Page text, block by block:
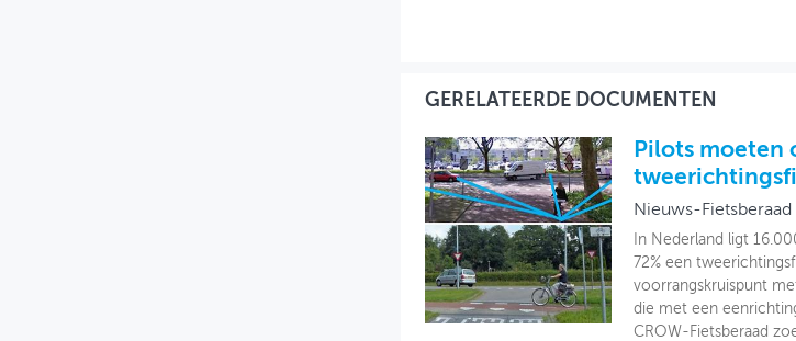
GERELATEERDE DOCUMENTEN
Pilots moeten
Nieuws-Fietsberaad
In Nederland ligt
72% een
voorrangskruispunt
die met een
CROW-Fietsberaad